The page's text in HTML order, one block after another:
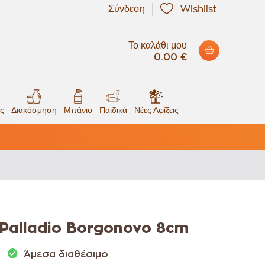
Wishlist
Σύνδεση
Το καλάθι μου
0.00 €
Διακόσμηση Μπάνιο Παιδικά Νέες Αφίξεις
Borgonovo 8cm
Άμεσα διαθέσιμο